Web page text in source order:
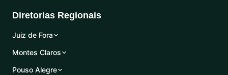
Diretorias Regionais
Juiz de Fora
Montes Claros
Pouso Alegre